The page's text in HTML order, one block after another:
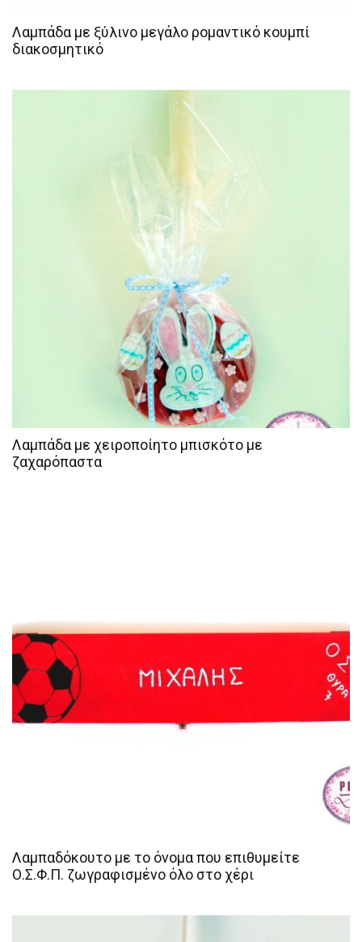
Λαμπάδα με ξύλινο μεγάλο ρομαντικό κουμπί
διακοσμητικό
Λαμπάδα με χειροποίητο μπισκότο με
ζαχαρόπαστα
Λαμπαδόκουτο με το όνομα που επιθυμείτε
Ο.Σ.Φ.Π. ζωγραφισμένο όλο στο χέρι